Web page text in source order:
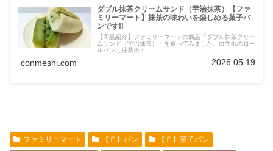
ダブル抹茶クリームサンド（宇治抹茶）【ファ
ミリーマート】抹茶の味わいを楽しめる菓子パ
ンです!!
【商品紹介】ファミリーマートの商品「ダブル抹茶クリー
ムサンド（宇治抹茶）」を食べてみました。白生地のロー
ルパンに抹茶ホイ...
conmeshi.com 2026.05.19
ファミリーマート 【Ｆ】パン
【Ｆ】菓子パン